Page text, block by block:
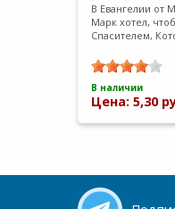
В Евангелии от
Марк хотел,
Спасителем,
В наличии
Цена: 5,30